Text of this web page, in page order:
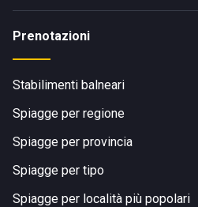
Prenotazioni
Stabilimenti balneari
Spiagge per regione
Spiagge per provincia
Spiagge per tipo
Spiagge per località più popolari